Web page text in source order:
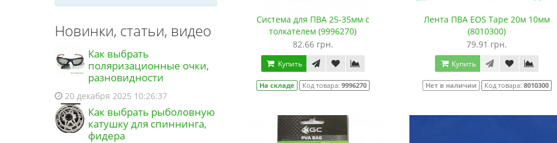
Покупатель из города Велика
17:39 07.08.2026
Покупатель из города Велика
Березовиця сбросил пароль от
учетной записи
17:38 07.08.2026
Покупатель из города Велика
Новинки, статьи, видео
Как выбрать
поляризационные очки,
разновидности
20 декабря 2025 10:26:37
Как выбрать рыболовную
катушку для спиннинга,
фидера
Система для ПВА 25-35мм с
толкателем (9996270)
82.66 грн.
Купить
На складе Код товара: 9996270
Лента ПВА EOS Tape 20м 10мм
(8010300)
79.91 грн.
Купить
Нет в наличии Код товара: 8010300